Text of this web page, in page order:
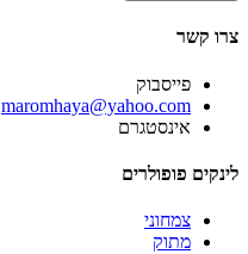
צרו קשר
פייסבוק
‫maromhaya@yahoo.com
אינסטגרם
לינקים פופולרים
צמחוני
מתוק